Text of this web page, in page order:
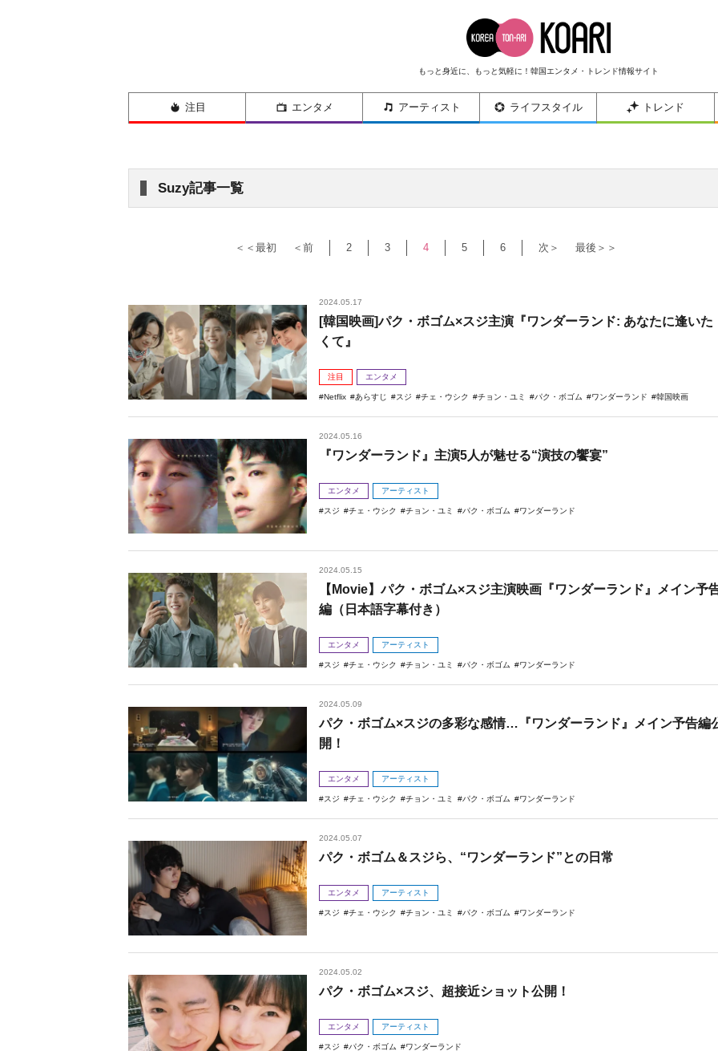
もっと身近に、もっと気軽に！韓国エンタメ・トレンド情報サイト
注目 エンタメ アーティスト ライフスタイル トレンド
Suzy記事一覧
＜＜最初 ＜前 2 3 4 5 6 次＞ 最後＞＞
2024.05.17
[韓国映画]パク・ボゴム×スジ主演『ワンダーランド: あなたに逢いた
くて』
注目 エンタメ
Netflix あらすじ スジ チェ・ウシク チョン・ユミ パク・ボゴム ワンダーランド 韓国映画
2024.05.16
『ワンダーランド』主演5人が魅せる“演技の饗宴”
エンタメ アーティスト
スジ チェ・ウシク チョン・ユミ パク・ボゴム ワンダーランド
2024.05.15
【Movie】パク・ボゴム×スジ主演映画『ワンダーランド』メイン予
編（日本語字幕付き）
エンタメ アーティスト
スジ チェ・ウシク チョン・ユミ パク・ボゴム ワンダーランド
2024.05.09
パク・ボゴム×スジの多彩な感情…『ワンダーランド』メイン予告編
開！
エンタメ アーティスト
スジ チェ・ウシク チョン・ユミ パク・ボゴム ワンダーランド
2024.05.07
パク・ボゴム＆スジら、“ワンダーランド”との日常
エンタメ アーティスト
スジ チェ・ウシク チョン・ユミ パク・ボゴム ワンダーランド
2024.05.02
パク・ボゴム×スジ、超接近ショット公開！
エンタメ アーティスト
スジ パク・ボゴム ワンダーランド